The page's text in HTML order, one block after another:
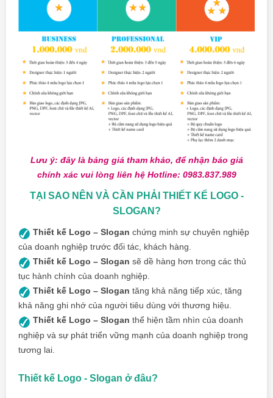
Lưu ý: đây là bảng giá tham khảo, để nhận báo giá
chính xác vui lòng liên hệ Hotline: 0983.837.989
TẠI SAO NÊN VÀ CẦN PHẢI THIẾT KẾ LOGO -
SLOGAN?
Thiết kế Logo – Slogan chứng minh sự chuyên nghiệp
của doanh nghiệp trước đối tác, khách hàng.
Thiết kế Logo – Slogan sẽ dề hàng hơn trong các thủ
tục hành chính của doanh nghiệp.
Thiết kế Logo – Slogan tăng khả năng tiếp xúc, tăng
khả năng ghi nhớ của người tiêu dùng với thương hiệu.
Thiết kế Logo – Slogan thể hiện tầm nhìn của doanh
nghiệp và sự phát triển vững mạnh của doanh nghiệp trong
tương lai.
Thiết kế Logo - Slogan ở đâu?